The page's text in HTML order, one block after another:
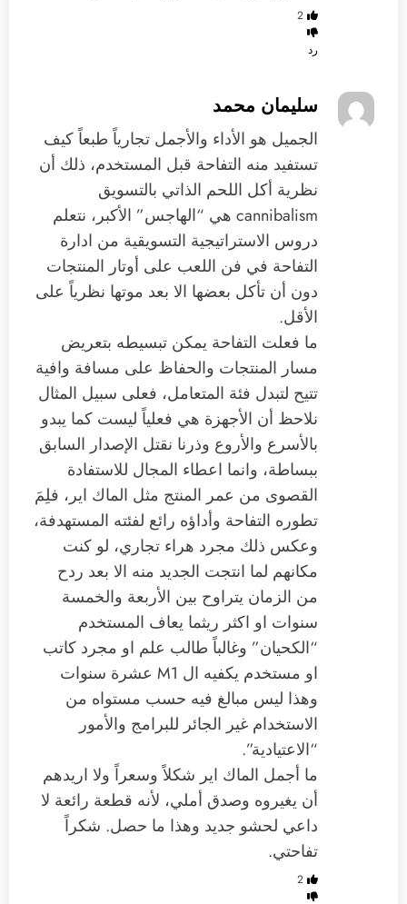
2
رد
سليمان محمد
الجميل هو الأداء والأجمل تجارياً طبعاً كيف
تستفيد منه التفاحة قبل المستخدم، ذلك أن
نظرية أكل اللحم الذاتي بالتسويق
cannibalism هي “الهاجس” الأكبر، نتعلم
دروس الاستراتيجية التسويقية من ادارة
التفاحة في فن اللعب على أوتار المنتجات
دون أن تأكل بعضها الا بعد موتها نظرياً على
الأقل.
ما فعلت التفاحة يمكن تبسيطه بتعريض
مسار المنتجات والحفاظ على مسافة وافية
تتيح لتبدل فئة المتعامل، فعلى سبيل المثال
نلاحظ أن الأجهزة هي فعلياً ليست كما يبدو
بالأسرع والأروع وذرنا نقتل الإصدار السابق
ببساطة، وانما اعطاء المجال للاستفادة
القصوى من عمر المنتج مثل الماك اير، فلِمَ
تطوره التفاحة وأداؤه رائع لفئته المستهدفة،
وعكس ذلك مجرد هراء تجاري، لو كنت
مكانهم لما انتجت الجديد منه الا بعد ردح
من الزمان يتراوح بين الأربعة والخمسة
سنوات او اكثر ريثما يعاف المستخدم
“الكحيان” وغالباً طالب علم او مجرد كاتب
او مستخدم يكفيه ال M1 عشرة سنوات
وهذا ليس مبالغ فيه حسب مستواه من
الاستخدام غير الجائر للبرامج والأمور
“الاعتيادية”.
ما أجمل الماك اير شكلاً وسعراً ولا اريدهم
أن يغيروه وصدق أملي، لأنه قطعة رائعة لا
داعي لحشو جديد وهذا ما حصل. شكراً
تفاحتي.
2